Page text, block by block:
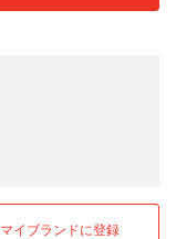
マイブランドに登録